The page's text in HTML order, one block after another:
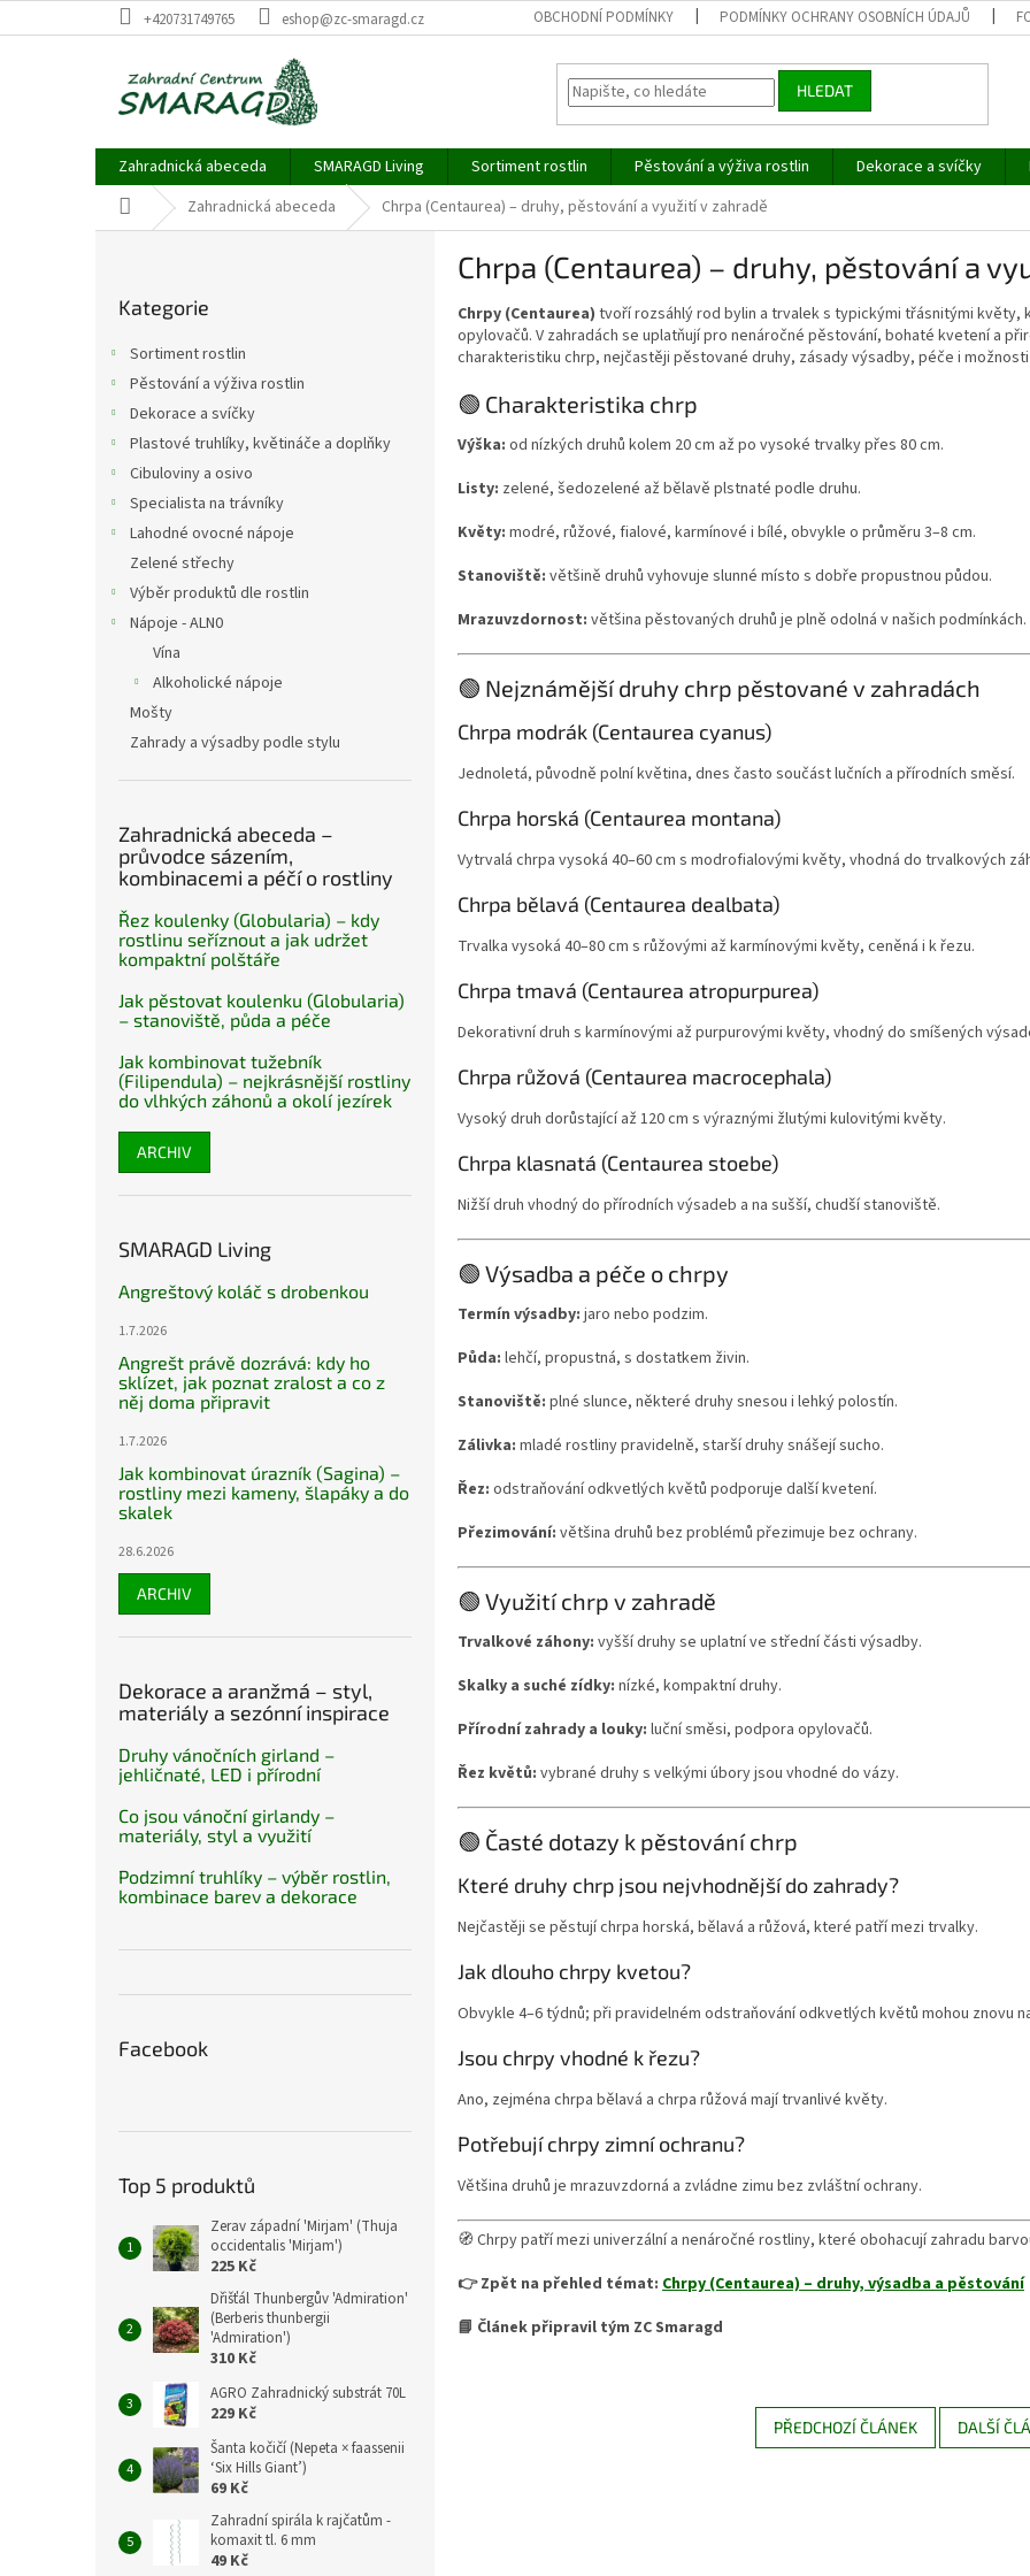
na
+420731749765 eshop@zc-smaragd.cz OBCHODNÍ PODMÍNKY PODMÍNKY OCHRANY OSOBNÍCH ÚDAJŮ
HLEDAT
Zahradnická abeceda SMARAGD Living Sortiment rostlin Pěstování a výživa rostlin Dekorace a svíčky
Domů Zahradnická abeceda Chrpa (Centaurea) – druhy, pěstování a využití v zahradě
kategorie
Kategorie
Sortiment rostlin
Pěstování a výživa rostlin
Dekorace a svíčky
Plastové truhlíky, květináče a doplňky
Cibuloviny a osivo
Specialista na trávníky
Lahodné ovocné nápoje
Zelené střechy
Výběr produktů dle rostlin
Nápoje - ALN0
Vína
Alkoholické nápoje
Mošty
Zahrady a výsadby podle stylu
Zahradnická abeceda –
průvodce sázením,
kombinacemi a péčí o rostliny
Řez koulenky (Globularia) – kdy
rostlinu seříznout a jak udržet
kompaktní polštáře
Jak pěstovat koulenku (Globularia)
– stanoviště, půda a péče
Jak kombinovat tužebník
(Filipendula) – nejkrásnější rostliny
do vlhkých záhonů a okolí jezírek
ARCHIV
SMARAGD Living
Angreštový koláč s drobenkou
1.7.2026
Angrešt právě dozrává: kdy ho
sklízet, jak poznat zralost a co z
něj doma připravit
1.7.2026
Jak kombinovat úrazník (Sagina) –
rostliny mezi kameny, šlapáky a do
skalek
28.6.2026
ARCHIV
Dekorace a aranžmá – styl,
materiály a sezónní inspirace
Druhy vánočních girland –
jehličnaté, LED i přírodní
Co jsou vánoční girlandy –
materiály, styl a využití
Podzimní truhlíky – výběr rostlin,
kombinace barev a dekorace
Facebook
Top 5 produktů
Zerav západní 'Mirjam' (Thuja
occidentalis 'Mirjam')
225 Kč
Dřišťál Thunbergův 'Admiration'
(Berberis thunbergii
'Admiration')
310 Kč
AGRO Zahradnický substrát 70L
229 Kč
Šanta kočičí (Nepeta × faassenii
‘Six Hills Giant’)
69 Kč
Zahradní spirála k rajčatům -
komaxit tl. 6 mm
49 Kč
Chrpa (Centaurea) – druhy, pěstování a
Chrpy (Centaurea) tvoří rozsáhlý rod bylin a trvalek s typickými třásnitými květy,
opylovačů. V zahradách se uplatňují pro nenáročné pěstování, bohaté kvetení a
charakteristiku chrp, nejčastěji pěstované druhy, zásady výsadby, péče i
🟢 Charakteristika chrp
Výška: od nízkých druhů kolem 20 cm až po vysoké trvalky přes 80 cm.
Listy: zelené, šedozelené až bělavě plstnaté podle druhu.
Květy: modré, růžové, fialové, karmínové i bílé, obvykle o průměru 3–8 cm.
Stanoviště: většině druhů vyhovuje slunné místo s dobře propustnou půdou.
Mrazuvzdornost: většina pěstovaných druhů je plně odolná v našich podmínkách.
🟢 Nejznámější druhy chrp pěstované v zahradách
Chrpa modrák (Centaurea cyanus)
Jednoletá, původně polní květina, dnes často součást lučních a přírodních směsí.
Chrpa horská (Centaurea montana)
Vytrvalá chrpa vysoká 40–60 cm s modrofialovými květy, vhodná do trvalkových
Chrpa bělavá (Centaurea dealbata)
Trvalka vysoká 40–80 cm s růžovými až karmínovými květy, ceněná i k řezu.
Chrpa tmavá (Centaurea atropurpurea)
Dekorativní druh s karmínovými až purpurovými květy, vhodný do smíšených
Chrpa růžová (Centaurea macrocephala)
Vysoký druh dorůstající až 120 cm s výraznými žlutými kulovitými květy.
Chrpa klasnatá (Centaurea stoebe)
Nižší druh vhodný do přírodních výsadeb a na sušší, chudší stanoviště.
🟢 Výsadba a péče o chrpy
Termín výsadby: jaro nebo podzim.
Půda: lehčí, propustná, s dostatkem živin.
Stanoviště: plné slunce, některé druhy snesou i lehký polostín.
Zálivka: mladé rostliny pravidelně, starší druhy snášejí sucho.
Řez: odstraňování odkvetlých květů podporuje další kvetení.
Přezimování: většina druhů bez problémů přezimuje bez ochrany.
🟢 Využití chrp v zahradě
Trvalkové záhony: vyšší druhy se uplatní ve střední části výsadby.
Skalky a suché zídky: nízké, kompaktní druhy.
Přírodní zahrady a louky: luční směsi, podpora opylovačů.
Řez květů: vybrané druhy s velkými úbory jsou vhodné do vázy.
🟢 Časté dotazy k pěstování chrp
Které druhy chrp jsou nejvhodnější do zahrady?
Nejčastěji se pěstují chrpa horská, bělavá a růžová, které patří mezi trvalky.
Jak dlouho chrpy kvetou?
Obvykle 4–6 týdnů; při pravidelném odstraňování odkvetlých květů mohou znovu
Jsou chrpy vhodné k řezu?
Ano, zejména chrpa bělavá a chrpa růžová mají trvanlivé květy.
Potřebují chrpy zimní ochranu?
Většina druhů je mrazuvzdorná a zvládne zimu bez zvláštní ochrany.
🧭 Chrpy patří mezi univerzální a nenáročné rostliny, které obohacují zahradu
👉 Zpět na přehled témat: Chrpy (Centaurea) – druhy, výsadba a pěstování
📘 Článek připravil tým ZC Smaragd
PŘEDCHOZÍ ČLÁNEK DALŠÍ